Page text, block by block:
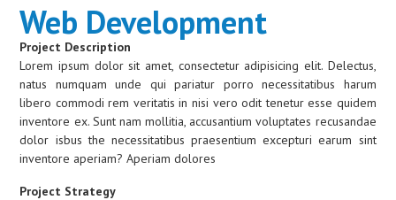
Web Development
Project Description
Lorem ipsum dolor sit amet, consectetur adipisicing elit. Delectus,
natus numquam unde qui pariatur porro necessitatibus harum
libero commodi rem veritatis in nisi vero odit tenetur esse quidem
inventore ex. Sunt nam mollitia, accusantium voluptates recusandae
dolor isbus the necessitatibus praesentium excepturi earum sint
inventore aperiam? Aperiam dolores
Project Strategy